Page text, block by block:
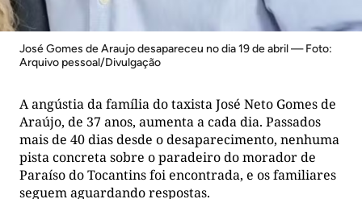
José Gomes de Araujo desapareceu no dia 19 de abril — Foto:
Arquivo pessoal/Divulgação
A angústia da família do taxista José Neto Gomes de
Araújo, de 37 anos, aumenta a cada dia. Passados
mais de 40 dias desde o desaparecimento, nenhuma
pista concreta sobre o paradeiro do morador de
Paraíso do Tocantins foi encontrada, e os familiares
seguem aguardando respostas.